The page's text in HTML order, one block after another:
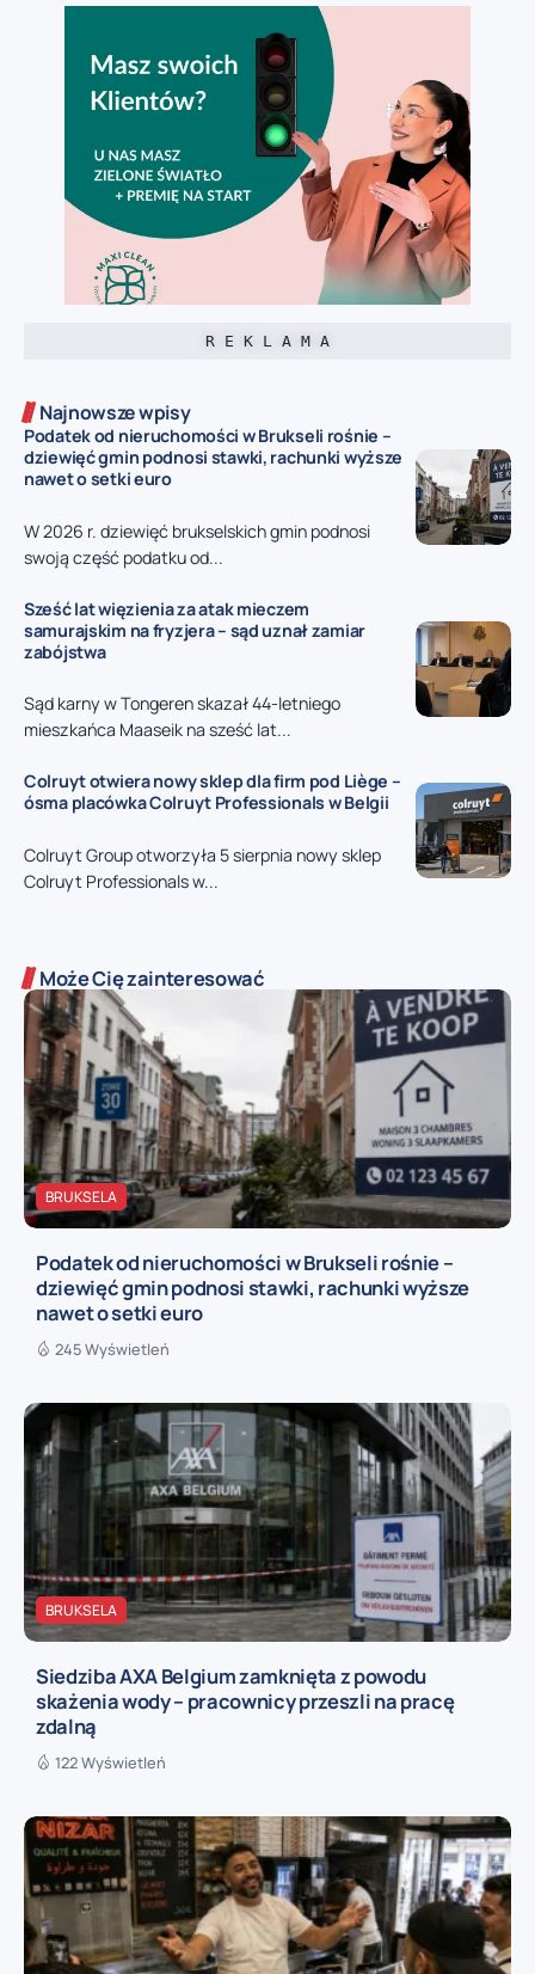
R E K L A M A
Najnowsze wpisy
Podatek od nieruchomości w Brukseli rośnie –
dziewięć gmin podnosi stawki, rachunki wyższe
nawet o setki euro
W 2026 r. dziewięć brukselskich gmin podnosi
swoją część podatku od...
Sześć lat więzienia za atak mieczem
samurajskim na fryzjera – sąd uznał zamiar
zabójstwa
Sąd karny w Tongeren skazał 44-letniego
mieszkańca Maaseik na sześć lat...
Colruyt otwiera nowy sklep dla firm pod Liège –
ósma placówka Colruyt Professionals w Belgii
Colruyt Group otworzyła 5 sierpnia nowy sklep
Colruyt Professionals w...
Może Cię zainteresować
BRUKSELA
Podatek od nieruchomości w Brukseli rośnie –
dziewięć gmin podnosi stawki, rachunki wyższe
nawet o setki euro
245 Wyświetleń
BRUKSELA
Siedziba AXA Belgium zamknięta z powodu
skażenia wody – pracownicy przeszli na pracę
zdalną
122 Wyświetleń